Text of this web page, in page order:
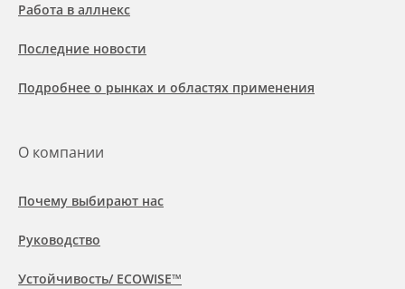
Работа в аллнекс
Последние новости
Подробнее о рынках и областях применения
О компании
Почему выбирают нас
Руководство
Устойчивость/ ECOWISE™